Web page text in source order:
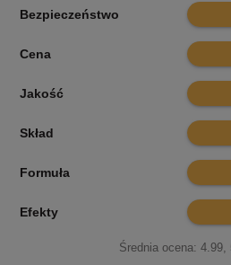
Bezpieczeństwo 10
Cena 9.9
Jakość 10
Skład 10
Formuła 10
Efekty 9.9
Średnia ocena: 4.99,